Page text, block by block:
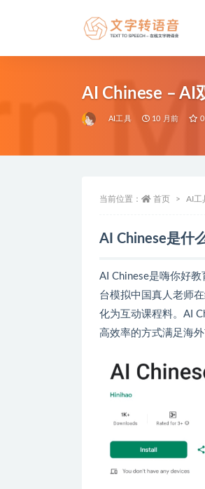
AI Chinese – AI
AI工具 10 月前 0
当前位置： 首页 AI工
AI Chinese是什
AI Chinese是嗨你好
台模拟中国真人老师
化为互动课程料。AI
高效率的方式满足海